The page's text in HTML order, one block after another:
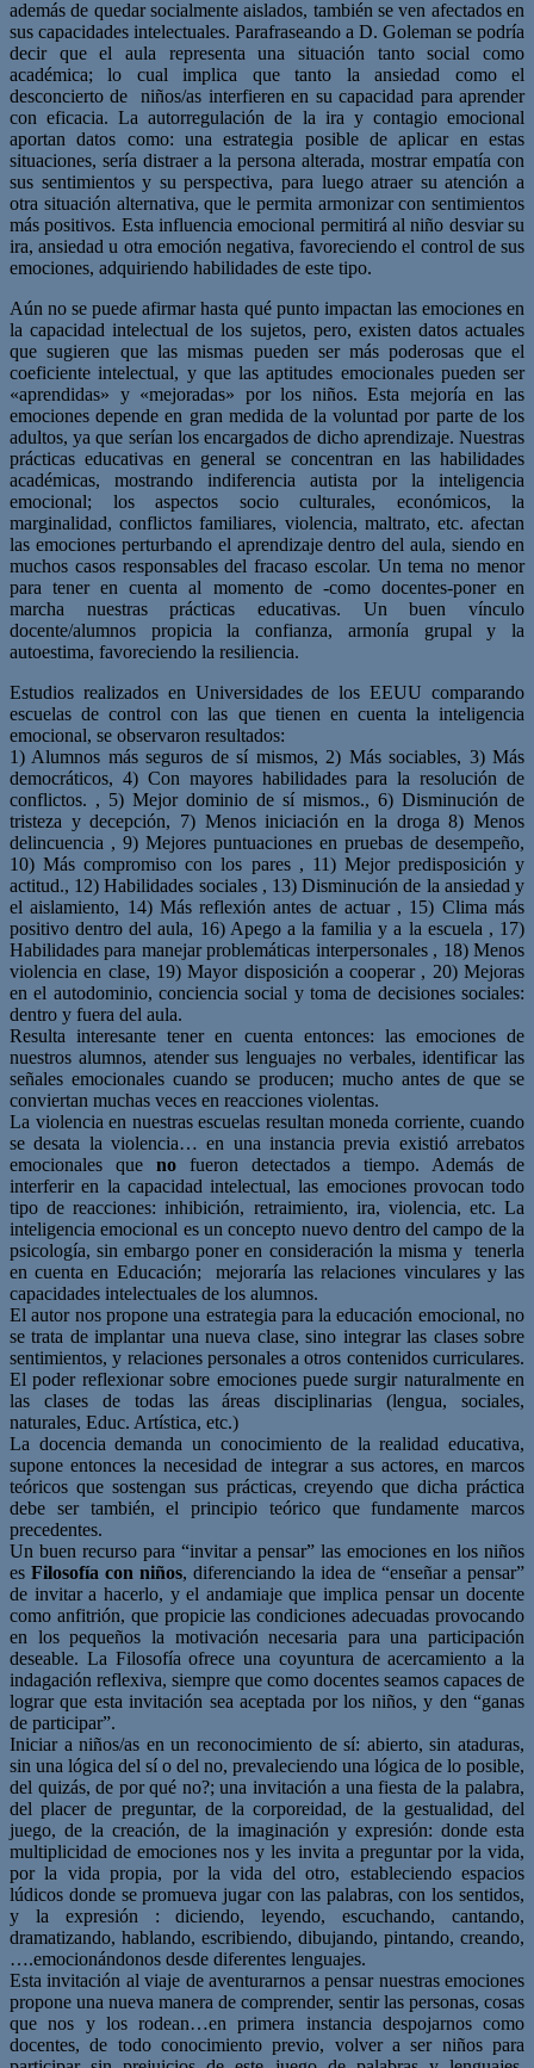
además de quedar socialmente aislados, también se ven afectados en
sus capacidades intelectuales. Parafraseando a D. Goleman se podría
decir que el aula representa una situación tanto social como
académica; lo cual implica que tanto la ansiedad como el
desconcierto de niños/as interfieren en su capacidad para aprender
con eficacia. La autorregulación de la ira y contagio emocional
aportan datos como: una estrategia posible de aplicar en estas
situaciones, sería distraer a la persona alterada, mostrar empatía con
sus sentimientos y su perspectiva, para luego atraer su atención a
otra situación alternativa, que le permita armonizar con sentimientos
más positivos. Esta influencia emocional permitirá al niño desviar su
ira, ansiedad u otra emoción negativa, favoreciendo el control de sus
emociones, adquiriendo habilidades de este tipo.
Aún no se puede afirmar hasta qué punto impactan las emociones en
la capacidad intelectual de los sujetos, pero, existen datos actuales
que sugieren que las mismas pueden ser más poderosas que el
coeficiente intelectual, y que las aptitudes emocionales pueden ser
«aprendidas» y «mejoradas» por los niños. Esta mejoría en las
emociones depende en gran medida de la voluntad por parte de los
adultos, ya que serían los encargados de dicho aprendizaje. Nuestras
prácticas educativas en general se concentran en las habilidades
académicas, mostrando indiferencia autista por la inteligencia
emocional; los aspectos socio culturales, económicos, la
marginalidad, conflictos familiares, violencia, maltrato, etc. afectan
las emociones perturbando el aprendizaje dentro del aula, siendo en
muchos casos responsables del fracaso escolar. Un tema no menor
para tener en cuenta al momento de -como docentes-poner en
marcha nuestras prácticas educativas. Un buen vínculo
docente/alumnos propicia la confianza, armonía grupal y la
autoestima, favoreciendo la resiliencia.
Estudios realizados en Universidades de los EEUU comparando
escuelas de control con las que tienen en cuenta la inteligencia
emocional, se observaron resultados:
1) Alumnos más seguros de sí mismos, 2) Más sociables, 3) Más
democráticos, 4) Con mayores habilidades para la resolución de
conflictos. , 5) Mejor dominio de sí mismos., 6) Disminución de
tristeza y decepción, 7) Menos iniciación en la droga 8) Menos
delincuencia , 9) Mejores puntuaciones en pruebas de desempeño,
10) Más compromiso con los pares , 11) Mejor predisposición y
actitud., 12) Habilidades sociales , 13) Disminución de la ansiedad y
el aislamiento, 14) Más reflexión antes de actuar , 15) Clima más
positivo dentro del aula, 16) Apego a la familia y a la escuela , 17)
Habilidades para manejar problemáticas interpersonales , 18) Menos
violencia en clase, 19) Mayor disposición a cooperar , 20) Mejoras
en el autodominio, conciencia social y toma de decisiones sociales:
dentro y fuera del aula.
Resulta interesante tener en cuenta entonces: las emociones de
nuestros alumnos, atender sus lenguajes no verbales, identificar las
señales emocionales cuando se producen; mucho antes de que se
conviertan muchas veces en reacciones violentas.
La violencia en nuestras escuelas resultan moneda corriente, cuando
se desata la violencia… en una instancia previa existió arrebatos
emocionales que nofueron detectados a tiempo. Además de
interferir en la capacidad intelectual, las emociones provocan todo
tipo de reacciones: inhibición, retraimiento, ira, violencia, etc. La
inteligencia emocional es un concepto nuevo dentro del campo de la
psicología, sin embargo poner en consideración la misma y tenerla
en cuenta en Educación; mejoraría las relaciones vinculares y las
capacidades intelectuales de los alumnos.
El autor nos propone una estrategia para la educación emocional, no
se trata de implantar una nueva clase, sino integrar las clases sobre
sentimientos, y relaciones personales a otros contenidos curriculares.
El poder reflexionar sobre emociones puede surgir naturalmente en
las clases de todas las áreas disciplinarias (lengua, sociales,
naturales, Educ. Artística, etc.)
La docencia demanda un conocimiento de la realidad educativa,
supone entonces la necesidad de integrar a sus actores, en marcos
teóricos que sostengan sus prácticas, creyendo que dicha práctica
debe ser también, el principio teórico que fundamente marcos
precedentes.
Un buen recurso para “invitar a pensar” las emociones en los niños
es Filosofía con niños, diferenciando la idea de “enseñar a pensar”
de invitar a hacerlo, y el andamiaje que implica pensar un docente
como anfitrión, que propicie las condiciones adecuadas provocando
en los pequeños la motivación necesaria para una participación
deseable. La Filosofía ofrece una coyuntura de acercamiento a la
indagación reflexiva, siempre que como docentes seamos capaces de
lograr que esta invitación sea aceptada por los niños, y den “ganas
de participar”.
Iniciar a niños/as en un reconocimiento de sí: abierto, sin ataduras,
sin una lógica del sí o del no, prevaleciendo una lógica de lo posible,
del quizás, de por qué no?; una invitación a una fiesta de la palabra,
del placer de preguntar, de la corporeidad, de la gestualidad, del
juego, de la creación, de la imaginación y expresión: donde esta
multiplicidad de emociones nos y les invita a preguntar por la vida,
por la vida propia, por la vida del otro, estableciendo espacios
lúdicos donde se promueva jugar con las palabras, con los sentidos,
y la expresión : diciendo, leyendo, escuchando, cantando,
dramatizando, hablando, escribiendo, dibujando, pintando, creando,
….emocionándonos desde diferentes lenguajes.
Esta invitación al viaje de aventurarnos a pensar nuestras emociones
propone una nueva manera de comprender, sentir las personas, cosas
que nos y los rodean…en primera instancia despojarnos como
docentes, de todo conocimiento previo, volver a ser niños para